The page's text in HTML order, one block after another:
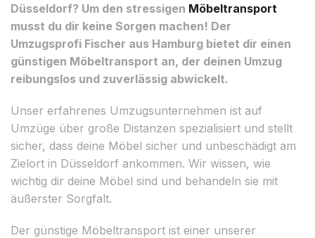
Düsseldorf? Um den stressigen Möbeltransport
musst du dir keine Sorgen machen! Der
Umzugsprofi Fischer aus Hamburg bietet dir einen
günstigen Möbeltransport an, der deinen Umzug
reibungslos und zuverlässig abwickelt.
Unser erfahrenes Umzugsunternehmen ist auf
Umzüge über große Distanzen spezialisiert und stellt
sicher, dass deine Möbel sicher und unbeschädigt am
Zielort in Düsseldorf ankommen. Wir wissen, wie
wichtig dir deine Möbel sind und behandeln sie mit
äußerster Sorgfalt.
Der günstige Möbeltransport ist einer unserer